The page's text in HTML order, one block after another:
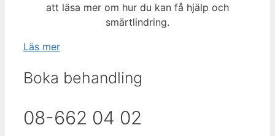
att läsa mer om hur du kan få hjälp och
smärtlindring.
Läs mer
Boka behandling
08-662 04 02